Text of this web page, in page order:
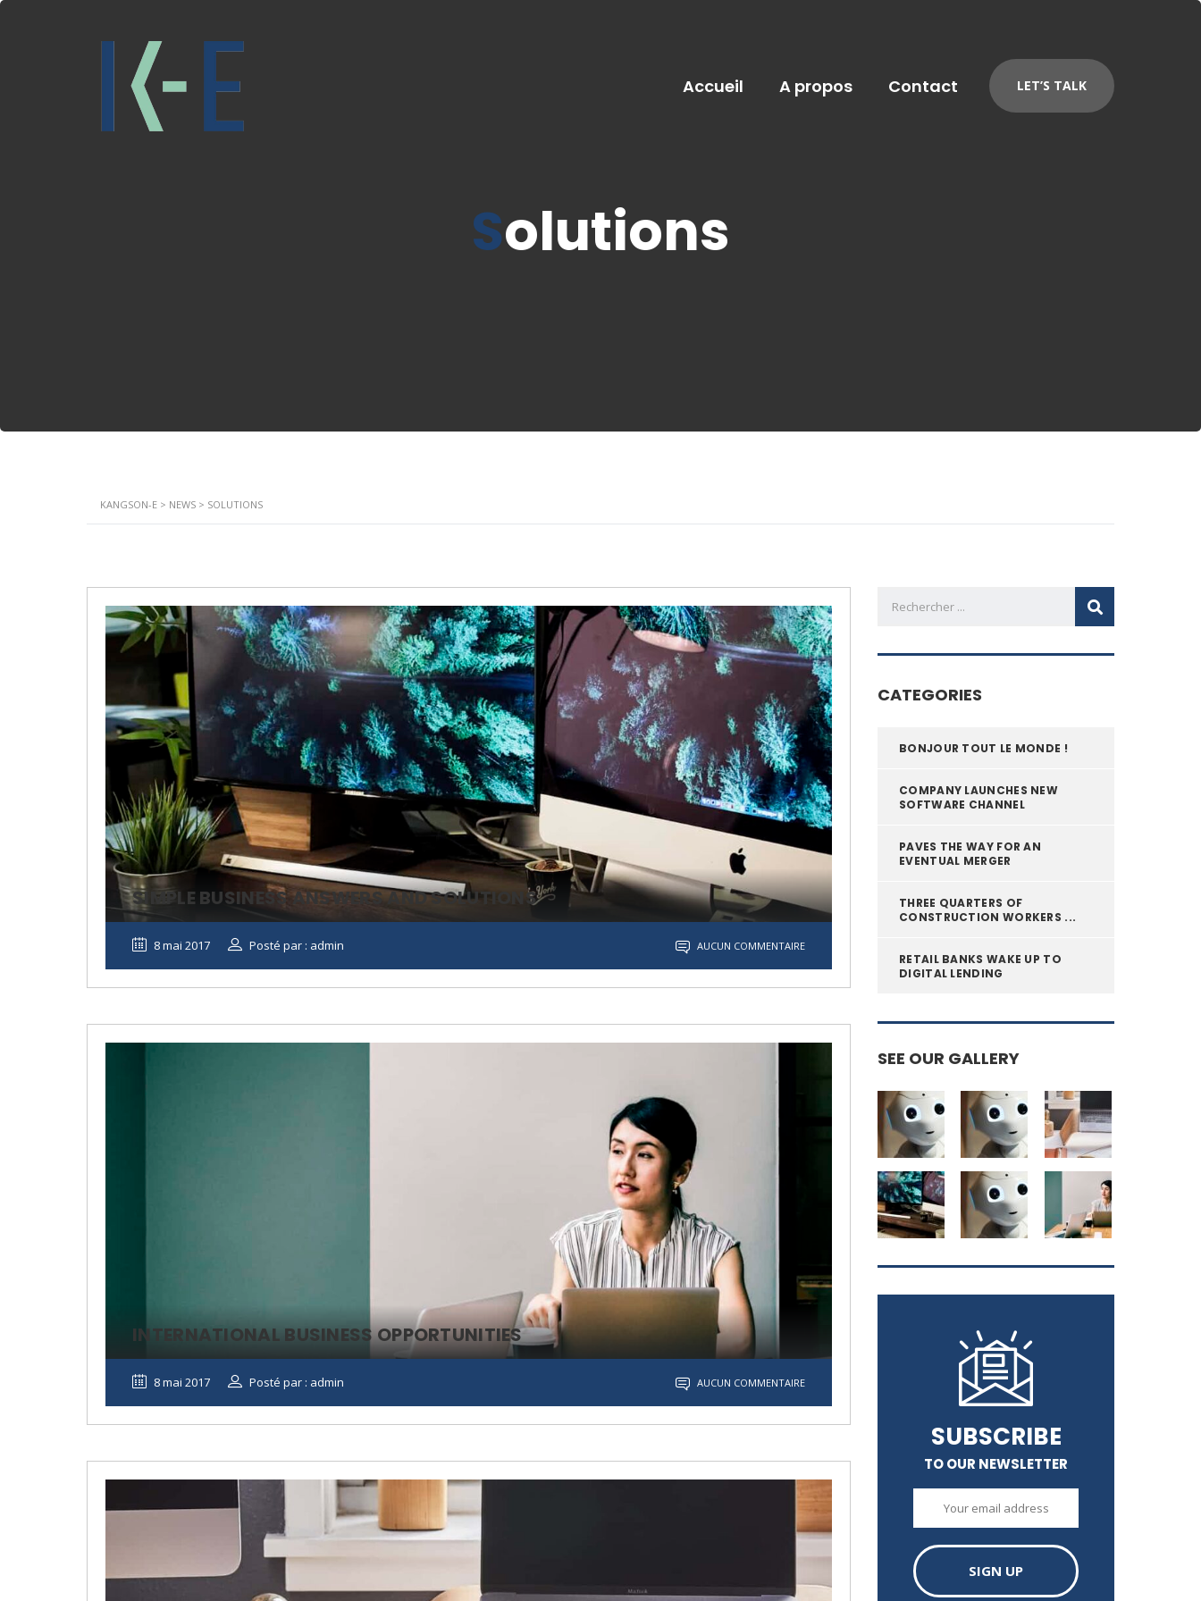
Accueil A propos Contact LET’S TALK
Solutions
KANGSON-E > NEWS > SOLUTIONS
SIMPLE BUSINESS ANSWERS AND SOLUTIONS
8 mai 2017 Posté par : admin AUCUN COMMENTAIRE
INTERNATIONAL BUSINESS OPPORTUNITIES
8 mai 2017 Posté par : admin AUCUN COMMENTAIRE
CATEGORIES
BONJOUR TOUT LE MONDE !
COMPANY LAUNCHES NEW
SOFTWARE CHANNEL
PAVES THE WAY FOR AN
EVENTUAL MERGER
THREE QUARTERS OF
CONSTRUCTION WORKERS ...
RETAIL BANKS WAKE UP TO
DIGITAL LENDING
SEE OUR GALLERY
SUBSCRIBE
TO OUR NEWSLETTER